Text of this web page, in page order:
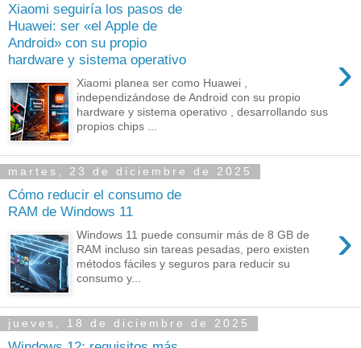
Xiaomi seguiría los pasos de
Huawei: ser «el Apple de
Android» con su propio
hardware y sistema operativo
›
Xiaomi planea ser como Huawei ,
independizándose de Android con su propio
hardware y sistema operativo , desarrollando sus
propios chips ...
martes, 23 de diciembre de 2025
Cómo reducir el consumo de
RAM de Windows 11
›
Windows 11 puede consumir más de 8 GB de
RAM incluso sin tareas pesadas, pero existen
métodos fáciles y seguros para reducir su
consumo y...
jueves, 18 de diciembre de 2025